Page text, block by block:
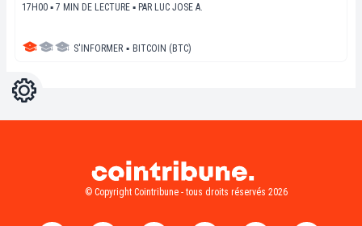
17H00 ▪ 7 MIN DE LECTURE ▪ PAR LUC JOSE A.
S'INFORMER ▪ BITCOIN (BTC)
Réglages
© Copyright Cointribune - tous droits réservés 2026